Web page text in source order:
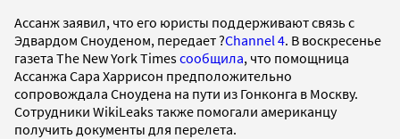
Ассанж заявил, что его юристы поддерживают связь с
Эдвардом Сноуденом, передает ?Channel 4. В воскресенье
газета The New York Timesсообщила, что помощница
Ассанжа Сара Харрисон предположительно
сопровождала Сноудена на пути из Гонконга в Москву.
Сотрудники WikiLeaks также помогали американцу
получить документы для перелета.